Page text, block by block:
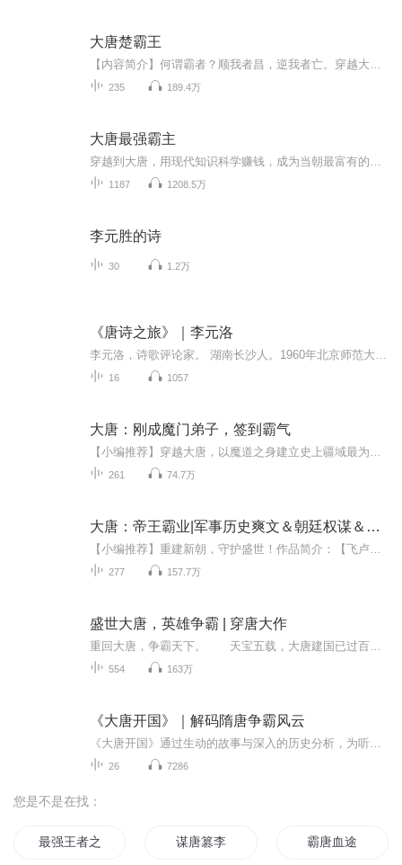
大唐楚霸王
235 189.4万
大唐最强霸主
1187 1208.5万
李元胜的诗
30 1.2万
《唐诗之旅》｜李元洛
16 1057
大唐：刚成魔门弟子，签到霸气
261 74.7万
大唐：帝王霸业|军事历史爽文＆朝廷权谋＆大唐风云
277 157.7万
盛世大唐，英雄争霸 | 穿唐大作
554 163万
《大唐开国》｜解码隋唐争霸风云
26 7286
您是不是在找：
最强王者之战神李元霸 谋唐篡李 霸唐血途